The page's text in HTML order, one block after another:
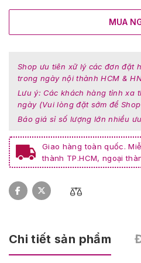
MUA
Shop ưu tiên xữ lý các đơn đặt
trong ngày nội thành HCM &
Lưu ý: Các khách hàng tỉnh xa
ngày (Vui lòng đặt sớm để
Báo giá sỉ số lượng lớn nhiều
Giao hàng toàn quốc.
thành TP.HCM, ngoại
Chi tiết sản phẩm